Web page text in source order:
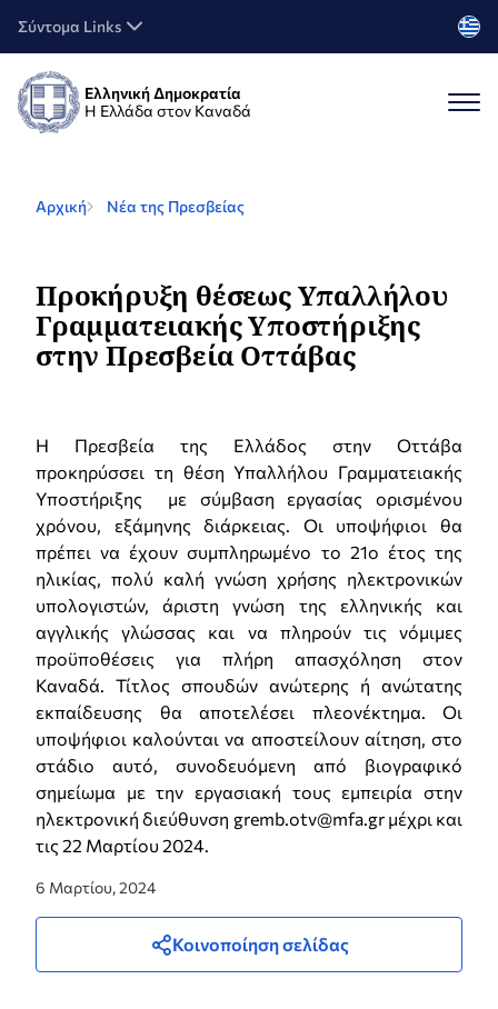
Σύντομα Links
Ελληνική Δημοκρατία
Η Ελλάδα στον Καναδά
Αρχική Νέα της Πρεσβείας
Προκήρυξη θέσεως Υπαλλήλου
Γραμματειακής Υποστήριξης
στην Πρεσβεία Οττάβας
Η Πρεσβεία της Ελλάδος στην Οττάβα
προκηρύσσει τη θέση Υπαλλήλου Γραμματειακής
Υποστήριξης με σύμβαση εργασίας ορισμένου
χρόνου, εξάμηνης διάρκειας. Οι υποψήφιοι θα
πρέπει να έχουν συμπληρωμένο το 21ο έτος της
ηλικίας, πολύ καλή γνώση χρήσης ηλεκτρονικών
υπολογιστών, άριστη γνώση της ελληνικής και
αγγλικής γλώσσας και να πληρούν τις νόμιμες
προϋποθέσεις για πλήρη απασχόληση στον
Καναδά. Τίτλος σπουδών ανώτερης ή ανώτατης
εκπαίδευσης θα αποτελέσει πλεονέκτημα. Οι
υποψήφιοι καλούνται να αποστείλουν αίτηση, στο
στάδιο αυτό, συνοδευόμενη από βιογραφικό
σημείωμα με την εργασιακή τους εμπειρία στην
ηλεκτρονική διεύθυνση gremb.otv@mfa.gr μέχρι και
τις 22 Μαρτίου 2024.
6 Μαρτίου, 2024
Κοινοποίηση σελίδας